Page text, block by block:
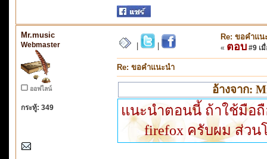
Mr.music
Webmaster
ออฟไลน์
กระทู้: 349
Re: ขอคำแน
« ตอบ #9 เ
Re: ขอคำแนะนำ
อ้างจาก:
แนะนำตอนนี้ ถ้าใช้มือถื
firefox ครับผม ส่วน